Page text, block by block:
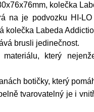
kolečka
na je podvozku HI-
kolečka Labeda
brusli jedinečnost.
který
botičky, který
tvarovatelný je i